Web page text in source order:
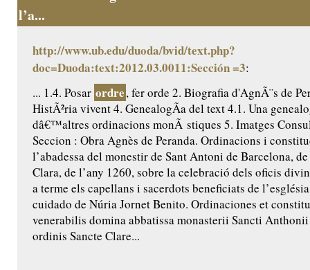
l’a...
http://www.ub.edu/duoda/bvid/text.php?
doc=Duoda:text:2012.03.0011:Sección =3:
... 1.4. Posar ordre, fer orde 2. Biografia d'AgnÃ¨s de
HistÃ²ria vivent 4. GenealogÃ­a del text 4.1. Una
dâ€™altres ordinacions monÃ stiques 5. Imatges
Seccion : Obra Agnès de Peranda. Ordinacions i
l’abadessa del monestir de Sant Antoni de Barcelona, de
Clara, de l’any 1260, sobre la celebració dels oficis
a terme els capellans i sacerdots beneficiats de
cuidado de Núria Jornet Benito. Ordinaciones et
venerabilis domina abbatissa monasterii Sancti
ordinis Sancte Clare...